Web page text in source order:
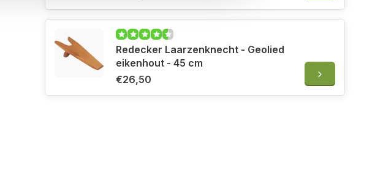
Redecker Laarzenknecht - Geolied
eikenhout - 45 cm
€26,50